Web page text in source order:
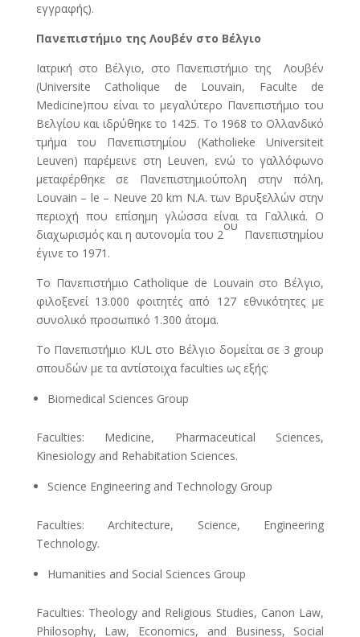
εγγραφής).
Πανεπιστήμιο της Λουβέν στο Βέλγιο
Ιατρική στο Βέλγιο, στο Πανεπιστήμιο της Λουβέν
(Universite Catholique de Louvain, Faculte de
Medicine)που είναι το μεγαλύτερο Πανεπιστήμιο του
Βελγίου και ιδρύθηκε το 1425. Το 1968 το Ολλανδικό
τμήμα του Πανεπιστημίου (Katholieke Universiteit
Leuven) παρέμεινε στη Leuven, ενώ το γαλλόφωνο
μεταφέρθηκε σε Πανεπιστημιούπολη στην πόλη,
Louvain – le – Neuve 20 km Ν.Α. των Βρυξελλών στην
περιοχή που επίσημη γλώσσα είναι τα Γαλλικά. Ο
διαχωρισμός και η αυτονομία του 2
ου
Πανεπιστημίου
έγινε το 1971.
Το Πανεπιστήμιο Catholique de Louvain στο Βέλγιο,
φιλοξενεί 13.000 φοιτητές από 127 εθνικότητες με
συνολικό προσωπικό 1.300 άτομα.
Το Πανεπιστήμιο KUL στο Βέλγιο δομείται σε 3 group
σπουδών με τα αντίστοιχα faculties ως εξής:
Biomedical Sciences Group
Faculties: Medicine, Pharmaceutical Sciences,
Kinesiology and Rehabitation Sciences.
Science Engineering and Technology Group
Faculties: Architecture, Science, Engineering
Technology.
Humanities and Social Sciences Group
Faculties: Theology and Religious Studies, Canon Law,
Philosophy, Law, Economics, and Business, Social